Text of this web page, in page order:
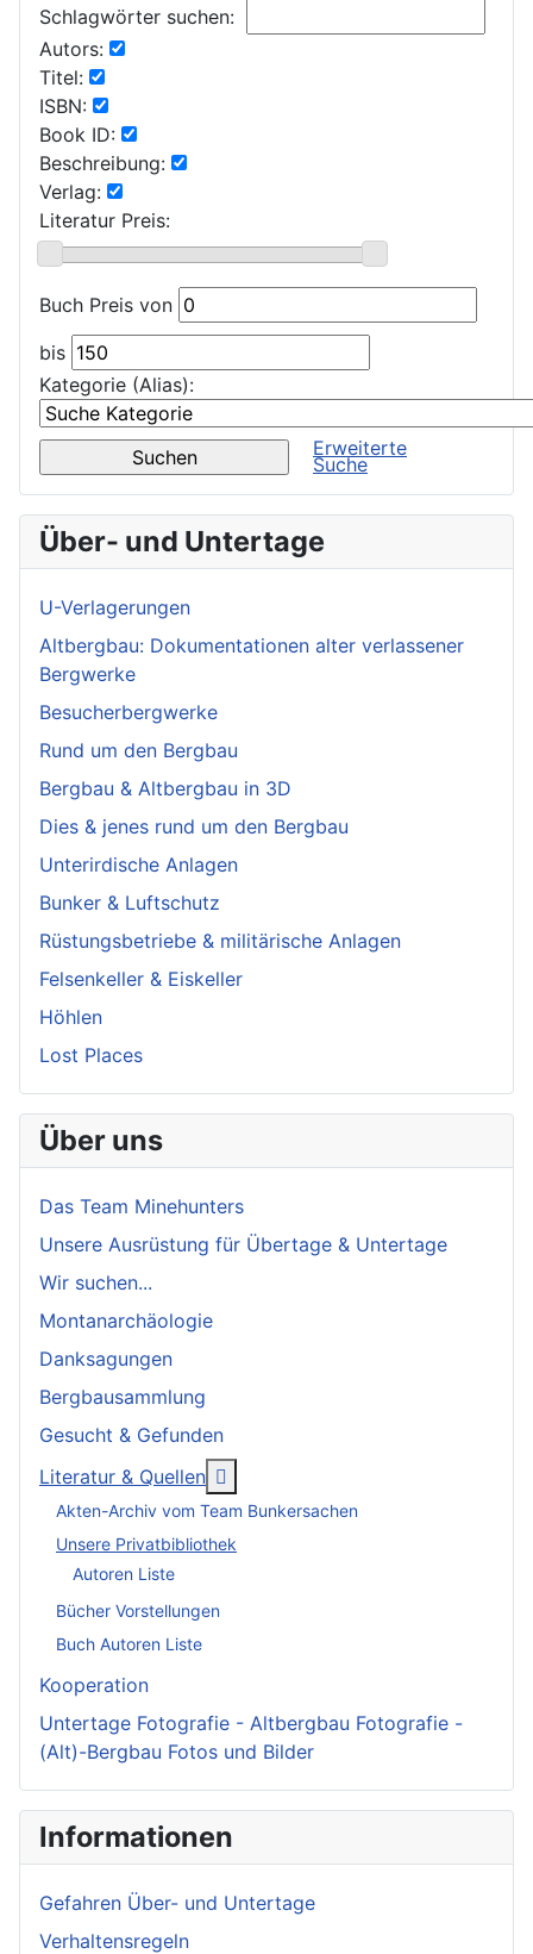
Schlagwörter suchen:
Autors:
Titel:
ISBN:
Book ID:
Beschreibung:
Verlag:
Literatur Preis:
Buch Preis von
bis
Kategorie (Alias):
Erweiterte
Suche
Über- und Untertage
U-Verlagerungen
Altbergbau: Dokumentationen alter verlassener
Bergwerke
Besucherbergwerke
Rund um den Bergbau
Bergbau & Altbergbau in 3D
Dies & jenes rund um den Bergbau
Unterirdische Anlagen
Bunker & Luftschutz
Rüstungsbetriebe & militärische Anlagen
Felsenkeller & Eiskeller
Höhlen
Lost Places
Über uns
Das Team Minehunters
Unsere Ausrüstung für Übertage & Untertage
Wir suchen...
Montanarchäologie
Danksagungen
Bergbausammlung
Gesucht & Gefunden
Literatur & Quellen
Akten-Archiv vom Team Bunkersachen
Unsere Privatbibliothek
Autoren Liste
Bücher Vorstellungen
Buch Autoren Liste
Kooperation
Untertage Fotografie - Altbergbau Fotografie -
(Alt)-Bergbau Fotos und Bilder
Informationen
Gefahren Über- und Untertage
Verhaltensregeln